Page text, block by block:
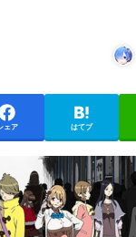
ェア はてブ